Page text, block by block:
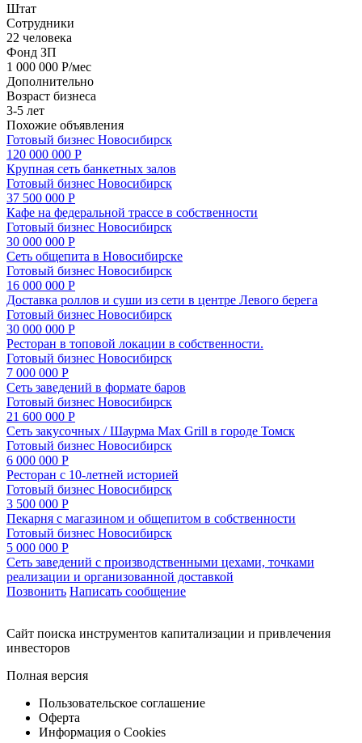
Штат
Сотрудники
22 человека
Фонд ЗП
1 000 000 Р/мес
Дополнительно
Возраст бизнеса
3-5 лет
Похожие объявления
Готовый бизнес Новосибирск
120 000 000 Р
Крупная сеть банкетных залов
Готовый бизнес Новосибирск
37 500 000 Р
Кафе на федеральной трассе в собственности
Готовый бизнес Новосибирск
30 000 000 Р
Сеть общепита в Новосибирске
Готовый бизнес Новосибирск
16 000 000 Р
Доставка роллов и суши из сети в центре Левого берега
Готовый бизнес Новосибирск
30 000 000 Р
Ресторан в топовой локации в собственности.
Готовый бизнес Новосибирск
7 000 000 Р
Сеть заведений в формате баров
Готовый бизнес Новосибирск
21 600 000 Р
Сеть закусочных / Шаурма Max Grill в городе Томск
Готовый бизнес Новосибирск
6 000 000 Р
Ресторан с 10-летней историей
Готовый бизнес Новосибирск
3 500 000 Р
Пекарня с магазином и общепитом в собственности
Готовый бизнес Новосибирск
5 000 000 Р
Сеть заведений с производственными цехами, точками
реализации и организованной доставкой
Позвонить Написать сообщение
Cайт поиска инструментов капитализации и привлечения
инвесторов
Полная версия
Пользовательское соглашение
Оферта
Информация о Cookies